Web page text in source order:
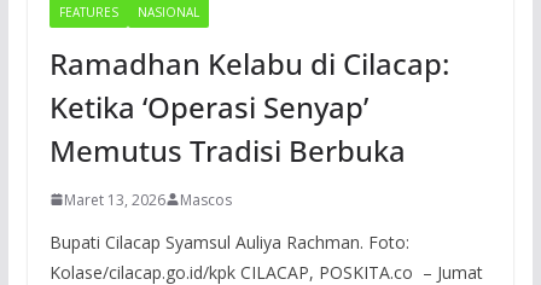
FEATURES NASIONAL
Ramadhan Kelabu di Cilacap:
Ketika ‘Operasi Senyap’
Memutus Tradisi Berbuka
Maret 13, 2026 Mascos
Bupati Cilacap Syamsul Auliya Rachman. Foto:
Kolase/cilacap.go.id/kpk CILACAP, POSKITA.co – Jumat